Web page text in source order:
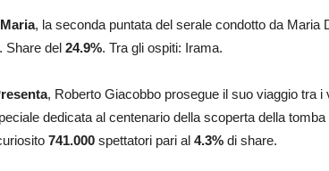
, la seconda puntata del serale condotto da Maria
Share del 24.9%. Tra gli ospiti: Irama.
, Roberto Giacobbo prosegue il suo viaggio tra i
dedicata al centenario della scoperta della
741.000 spettatori pari al 4.3% di share.